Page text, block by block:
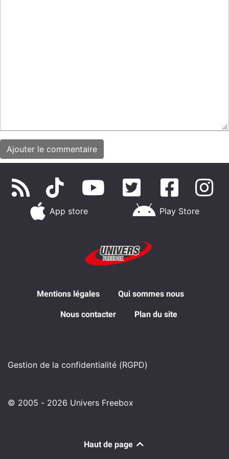
App store Play Store
Mentions légales Qui sommes nous
Nous contacter Plan du site
Gestion de la confidentialité (RGPD)
© 2005 - 2026 Univers Freebox
Haut de page